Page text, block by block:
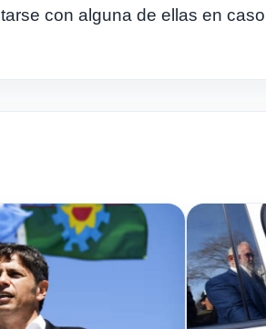
con alguna de ellas en